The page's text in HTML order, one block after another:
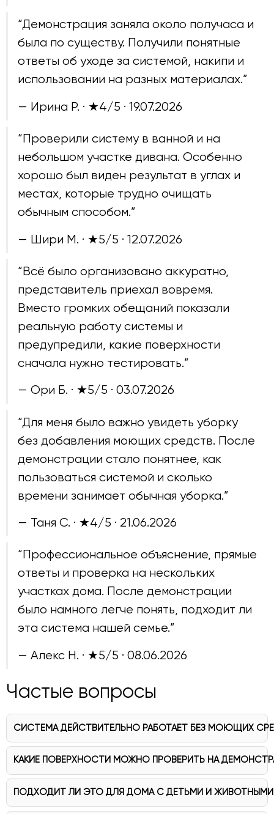
“Демонстрация заняла около получаса и
была по существу. Получили понятные
ответы об уходе за системой, накипи и
использовании на разных материалах.”
— Ирина Р. · ★4/5 · 19.07.2026
“Проверили систему в ванной и на
небольшом участке дивана. Особенно
хорошо был виден результат в углах и
местах, которые трудно очищать
обычным способом.”
— Шири М. · ★5/5 · 12.07.2026
“Всё было организовано аккуратно,
представитель приехал вовремя.
Вместо громких обещаний показали
реальную работу системы и
предупредили, какие поверхности
сначала нужно тестировать.”
— Ори Б. · ★5/5 · 03.07.2026
“Для меня было важно увидеть уборку
без добавления моющих средств. После
демонстрации стало понятнее, как
пользоваться системой и сколько
времени занимает обычная уборка.”
— Таня С. · ★4/5 · 21.06.2026
“Профессиональное объяснение, прямые
ответы и проверка на нескольких
участках дома. После демонстрации
было намного легче понять, подходит ли
эта система нашей семье.”
— Алекс Н. · ★5/5 · 08.06.2026
Частые вопросы
СИСТЕМА ДЕЙСТВИТЕЛЬНО РАБОТАЕТ БЕЗ МОЮЩИХ
КАКИЕ ПОВЕРХНОСТИ МОЖНО ПРОВЕРИТЬ НА
ПОДХОДИТ ЛИ ЭТО ДЛЯ ДОМА С ДЕТЬМИ И